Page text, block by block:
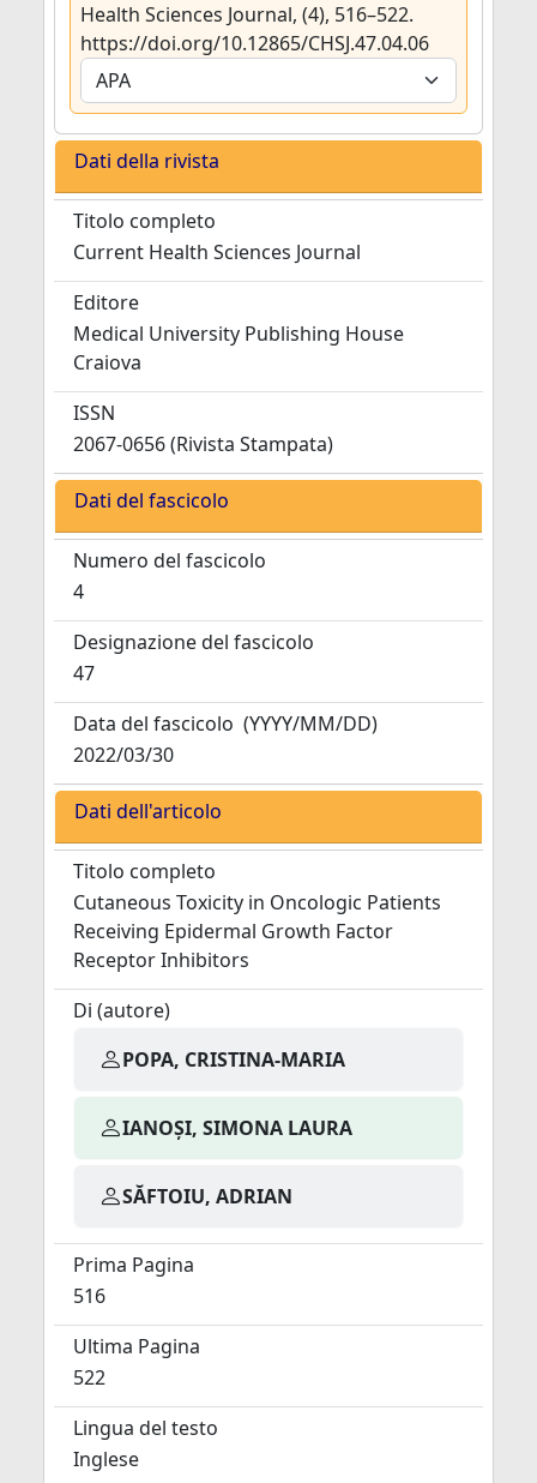
Health Sciences Journal, (4), 516–522.
https://doi.org/10.12865/CHSJ.47.04.06
Dati della rivista
Titolo completo
Current Health Sciences Journal
Editore
Medical University Publishing House
Craiova
ISSN
2067-0656 (Rivista Stampata)
Dati del fascicolo
Numero del fascicolo
4
Designazione del fascicolo
47
Data del fascicolo (YYYY/MM/DD)
2022/03/30
Dati dell'articolo
Titolo completo
Cutaneous Toxicity in Oncologic Patients
Receiving Epidermal Growth Factor
Receptor Inhibitors
Di (autore)
POPA, CRISTINA-MARIA
IANOȘI, SIMONA LAURA
SĂFTOIU, ADRIAN
Prima Pagina
516
Ultima Pagina
522
Lingua del testo
Inglese